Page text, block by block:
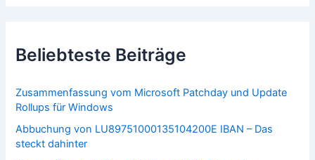
Beliebteste Beiträge
Zusammenfassung vom Microsoft Patchday und Update
Rollups für Windows
Abbuchung von LU89751000135104200E IBAN – Das
steckt dahinter